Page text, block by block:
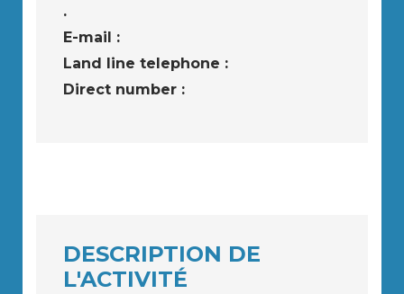
.
E-mail :
Land line telephone :
Direct number :
DESCRIPTION DE
L'ACTIVITÉ